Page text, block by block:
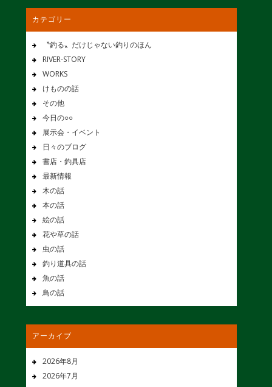
カテゴリー
〝釣る〟だけじゃない釣りのほん
RIVER-STORY
WORKS
けものの話
その他
今日の○○
展示会・イベント
日々のブログ
書店・釣具店
最新情報
木の話
本の話
絵の話
花や草の話
虫の話
釣り道具の話
魚の話
鳥の話
アーカイブ
2026年8月
2026年7月